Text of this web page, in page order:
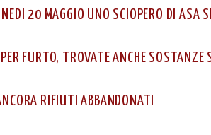
20 MAGGIO UNO SCIOPERO DI ASA
FURTO, TROVATE ANCHE SOSTANZE
RIFIUTI ABBANDONATI